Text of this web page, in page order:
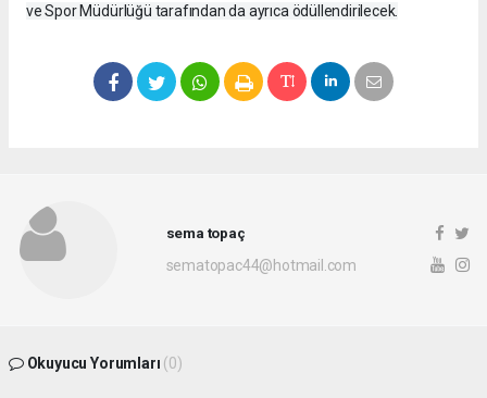
ve Spor Müdürlüğü tarafından da ayrıca ödüllendirilecek.
sema topaç
sematopac44@hotmail.com
Okuyucu Yorumları (0)